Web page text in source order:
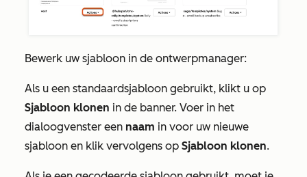
Bewerk uw sjabloon in de ontwerpmanager:
Als u een standaardsjabloon gebruikt, klikt u op
Sjabloon klonen in de banner. Voer in het
dialoogvenster een naam in voor uw nieuwe
sjabloon en klik vervolgens op Sjabloon klonen.